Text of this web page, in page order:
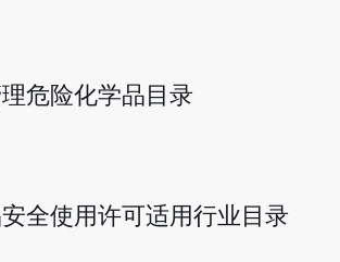
危险化学品目录
全使用许可适用行业目录